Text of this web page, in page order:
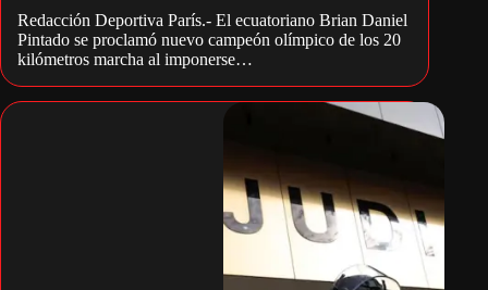
Redacción Deportiva París.- El ecuatoriano Brian Daniel
Pintado se proclamó nuevo campeón olímpico de los 20
kilómetros marcha al imponerse…